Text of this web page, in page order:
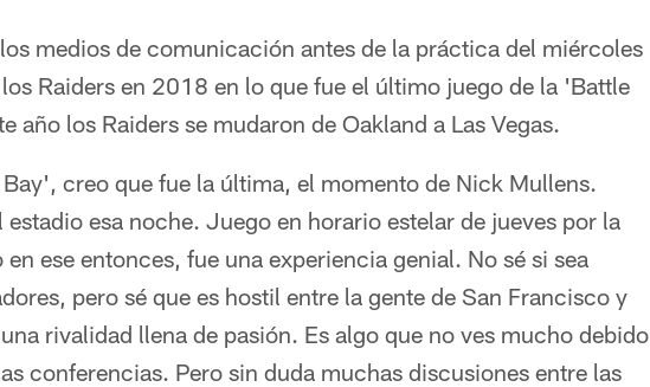
medios de comunicación antes de la práctica del miércoles
Raiders en 2018 en lo que fue el último juego de la 'Battle
año los Raiders se mudaron de Oakland a Las Vegas.
creo que fue la última, el momento de Nick Mullens.
esa noche. Juego en horario estelar de jueves por la
ese entonces, fue una experiencia genial. No sé si sea
pero sé que es hostil entre la gente de San Francisco y
rivalidad llena de pasión. Es algo que no ves mucho debido
conferencias. Pero sin duda muchas discusiones entre las